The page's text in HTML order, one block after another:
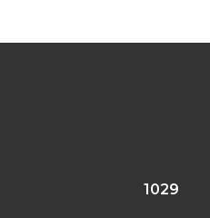
1029